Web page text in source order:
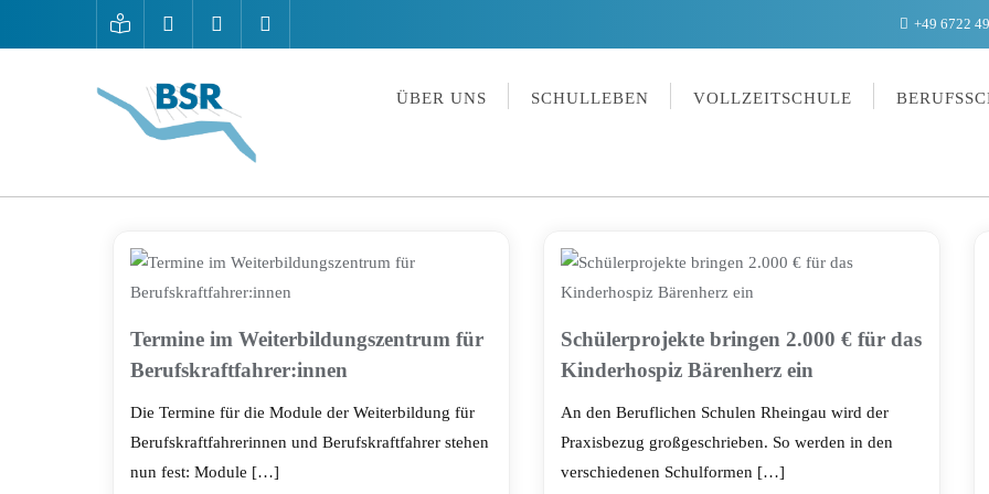
+49 6722
ÜBER UNS SCHULLEBEN VOLLZEITSCHULE
Termine im Weiterbildungszentrum für
Berufskraftfahrer:innen
Die Termine für die Module der Weiterbildung für
Berufskraftfahrerinnen und Berufskraftfahrer stehen
nun fest: Module […]
Schülerprojekte bringen 2.000 € für das
Kinderhospiz Bärenherz ein
An den Beruflichen Schulen Rheingau wird der
Praxisbezug großgeschrieben. So werden in den
verschiedenen Schulformen […]